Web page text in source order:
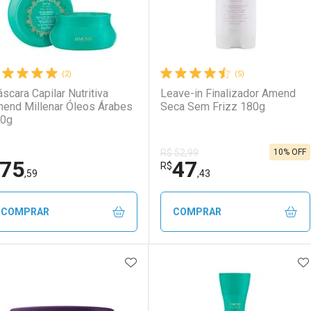
(2)
Capilar Nutritiva
Millenar Óleos Árabes
75,59
COMPRAR
FECHAR
FECHAR
(5)
Leave-in Finalizador Amend
Seca Sem Frizz 180g
R$ 52,99
R$47,43
10% OFF
COMPRAR
Laboratório
Por Menos
ADICIONAR AOS FAVORITOS